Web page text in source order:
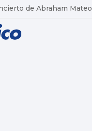
de Abraham Mateo